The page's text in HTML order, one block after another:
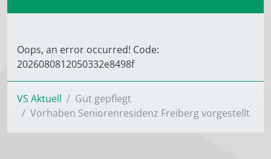
Oops, an error occurred! Code:
2026080812050332e8498f
VS Aktuell
Gut gepflegt
Vorhaben Seniorenresidenz Freiberg vorgestellt